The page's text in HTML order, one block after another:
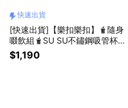
快速出貨
[快速出貨]【樂扣樂扣】🧋隨身
啜飲組🧋SU SU不鏽鋼吸管杯
+杯帶(收禮者任選款)
$1,190